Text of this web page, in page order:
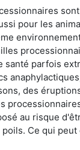
pour les
santé parfois
des
au risque
Ce qui